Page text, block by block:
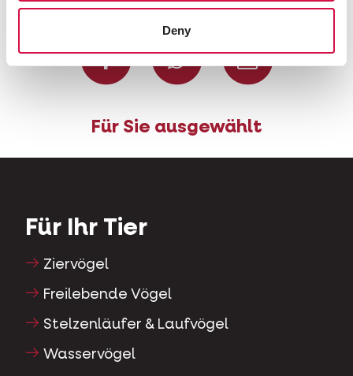
Deny
Diese Seite Teilen
Auf Facebook
Für Sie ausgewählt
Für Ihr Tier
Ziervögel
Freilebende Vögel
Stelzenläufer & Laufvögel
Wasservögel